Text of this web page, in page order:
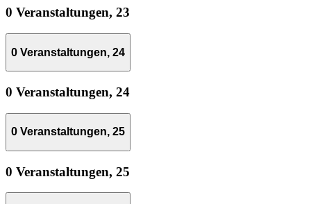
0 Veranstaltungen, 23
0 Veranstaltungen, 24
0 Veranstaltungen, 24
0 Veranstaltungen, 25
0 Veranstaltungen, 25